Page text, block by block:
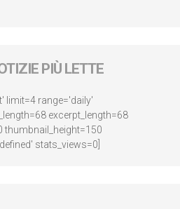
PIÙ LETTE
limit=4 range='daily'
excerpt_length=68
thumbnail_height=150
stats_views=0]